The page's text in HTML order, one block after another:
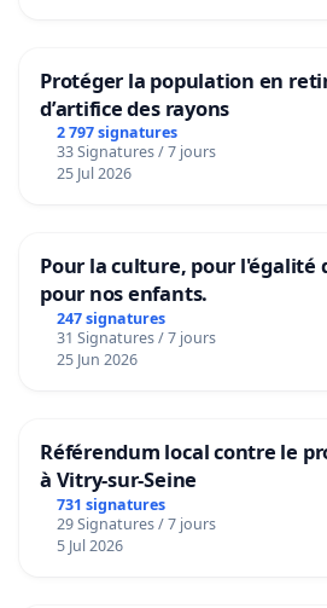
Protéger la population en
d’artifice des rayons
2 797 signatures
33 Signatures / 7 jours
25 Jul 2026
Pour la culture, pour l'égalité
pour nos enfants.
247 signatures
31 Signatures / 7 jours
25 Jun 2026
Référendum local contre le
à Vitry-sur-Seine
731 signatures
29 Signatures / 7 jours
5 Jul 2026